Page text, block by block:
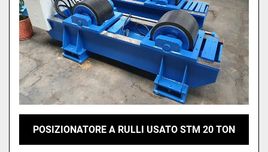
POSIZIONATORE A RULLI USATO STM 20 TON